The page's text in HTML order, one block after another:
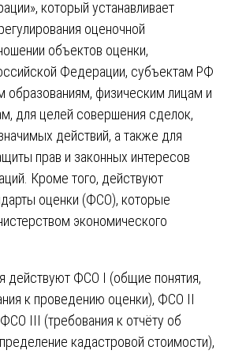
который устанавливает
оценочной
объектов оценки,
Федерации, субъектам РФ
образованиям, физическим лицам и
для целей совершения сделок,
действий, а также для
прав и законных интересов
Кроме того, действуют
оценки (ФСО), которые
экономического
действуют ФСО I (общие понятия,
к проведению оценки), ФСО II
III (требования к отчёту об
кадастровой стоимости),